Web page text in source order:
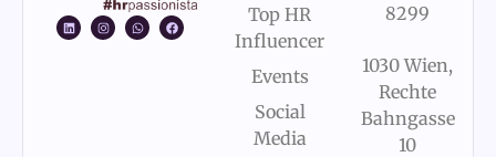
Top HR
Influencer
Events
Social
Media
8299
1030 Wien,
Rechte
Bahngasse
10